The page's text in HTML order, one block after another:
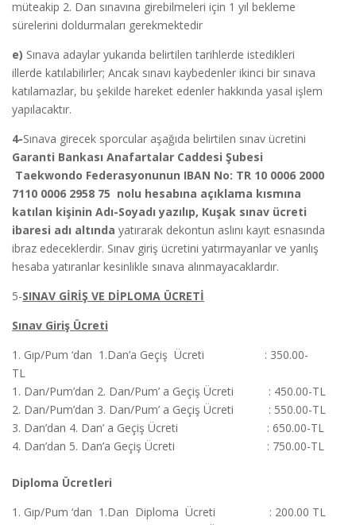
müteakip 2. Dan sınavına girebilmeleri için 1 yıl bekleme
sürelerini doldurmaları gerekmektedir
e) Sınava adaylar yukarıda belirtilen tarihlerde istedikleri
illerde katılabilirler; Ancak sınavı kaybedenler ikinci bir sınava
katılamazlar, bu şekilde hareket edenler hakkında yasal işlem
yapılacaktır.
4-Sınava girecek sporcular aşağıda belirtilen sınav ücretini
Garanti Bankası Anafartalar Caddesi Şubesi
Taekwondo Federasyonunun IBAN No: TR 10 0006 2000
7110 0006 2958 75 nolu hesabına açıklama kısmına
katılan kişinin Adı-Soyadı yazılıp, Kuşak sınav ücreti
ibaresi adı altında yatırarak dekontun aslını kayıt esnasında
ibraz edeceklerdir. Sınav giriş ücretini yatırmayanlar ve yanlış
hesaba yatıranlar kesinlikle sınava alınmayacaklardır.
5-SINAV GİRİŞ VE DİPLOMA ÜCRETİ
Sınav Giriş Ücreti
1. Gıp/Pum ‘dan 1.Dan’a Geçiş Ücreti : 350.00-
TL
1. Dan/Pum’dan 2. Dan/Pum’ a Geçiş Ücreti : 450.00-TL
2. Dan/Pum’dan 3. Dan/Pum’ a Geçiş Ücreti : 550.00-TL
3. Dan’dan 4. Dan’ a Geçiş Ücreti : 650.00-TL
4. Dan’dan 5. Dan’a Geçiş Ücreti : 750.00-TL
Diploma Ücretleri
1. Gıp/Pum ‘dan 1.Dan Diploma Ücreti : 200.00 TL